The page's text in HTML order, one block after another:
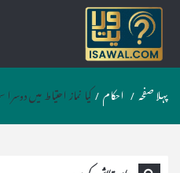
پہلا صفحہ / احکام / کیا نماز احتیاط میں